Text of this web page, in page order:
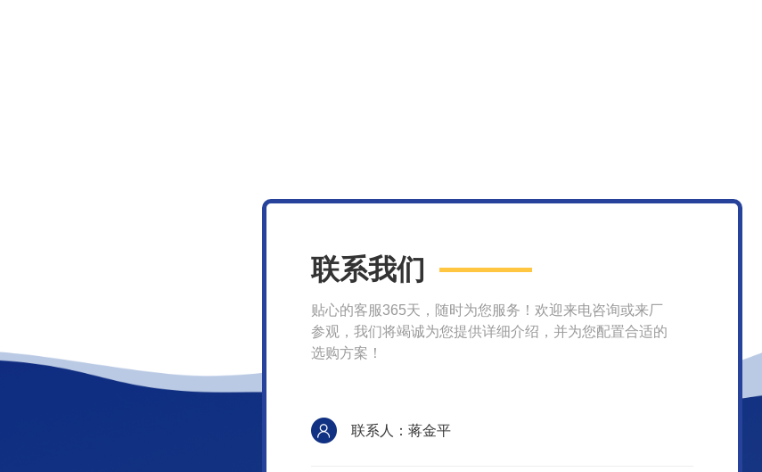
联系我们
贴心的客服365天，随时为您服务！欢迎来电咨询或来厂
参观，我们将竭诚为您提供详细介绍，并为您配置合适的
选购方案！
联系人：蒋金平